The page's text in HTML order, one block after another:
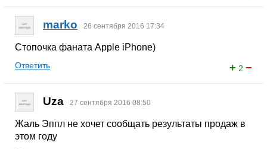
marko 26 сентября 2016 17:34
Стопочка фаната Apple iPhone)
+ 2 −
Ответить
Uza 27 сентября 2016 08:50
Жаль Эппл не хочет сообщать результаты продаж в
этом году